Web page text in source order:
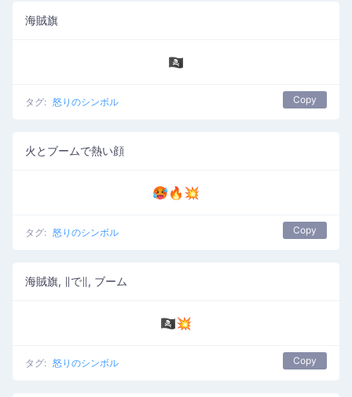
海賊旗
🏴‍☠️
タグ: 怒りのシンボル Copy
火とブームで熱い顔
🥵🔥💥
タグ: 怒りのシンボル Copy
海賊旗, ∥で∥, ブーム
🏴‍☠️💥
タグ: 怒りのシンボル Copy